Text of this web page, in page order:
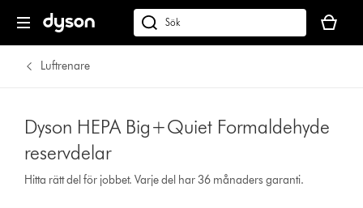
Sök
på
är
tom
Luftrenare
Dyson HEPA Big+Quiet Formaldehyde
reservdelar
Hitta rätt del för jobbet. Varje del har 36 månaders garanti.